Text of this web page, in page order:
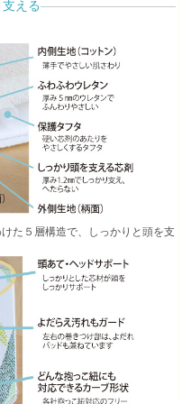
支える
た５層構造で、しっかりと頭を支